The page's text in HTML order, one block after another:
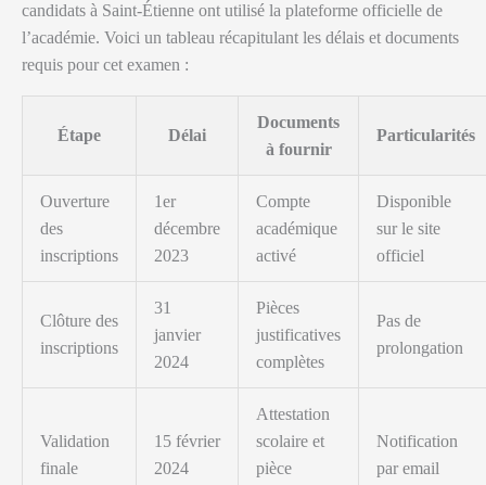
candidats à Saint-Étienne ont utilisé la plateforme officielle de
l’académie. Voici un tableau récapitulant les délais et documents
requis pour cet examen :
Étape Délai
Documents
à fournir
Particularités
Ouverture
des
inscriptions
1er
décembre
2023
Compte
académique
activé
Disponible
sur le site
officiel
Clôture des
inscriptions
31
janvier
2024
Pièces
justificatives
complètes
Pas de
prolongation
Validation
finale
15 février
2024
Attestation
scolaire et
pièce
Notification
par email